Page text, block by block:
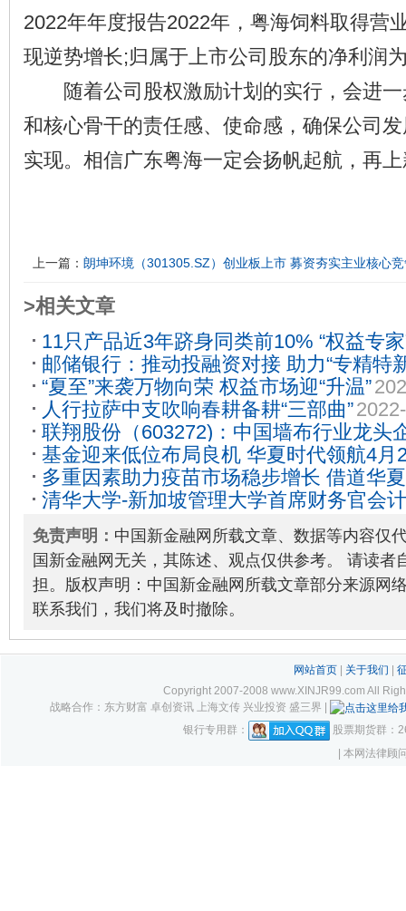
2022年年度报告2022年，粤海饲料取得营
现逆势增长;归属于上市公司股东的净利润
随着公司股权激励计划的实行，会进一
和核心骨干的责任感、使命感，确保公司
实现。相信广东粤海一定会扬帆起航，再
上一篇： 朗坤环境（301305.SZ）创业板上市 募资夯实主业核心
>相关文章
11只产品近3年跻身同类前10% “权益专
2022-10-11
邮储银行：推动投融资对接 助力“专精特
06-21
“夏至”来袭万物向荣 权益市场迎“升温”
人行拉萨中支吹响春耕备耕“三部曲”
联翔股份（603272)：中国墙布行业龙头
股”联翔股份即将上市2022-05-19
基金迎来低位布局良机 华夏时代领航4月
09
多重因素助力疫苗市场稳步增长 借道华
机遇2022-08-11
清华大学-新加坡管理大学首席财务官会
2023级招生简章2022-04-21
免责声明： 中国新金融网所载文章、数据等内容仅
国新金融网无关，其陈述、观点仅供参考。 请读者
担。版权声明：中国新金融网所载文章部分来源网
联系我们，我们将及时撤除。
网站首页| 关于我们
Copyright 2007-2008 www.XINJR99.com All
战略合作：东方财富 卓创资讯 上海文传 兴业投资 盛三界 |
银行专用群：
股票期货群：
| 本网法律顾